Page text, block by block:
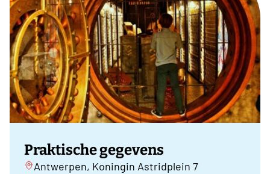
Praktische gegevens
Antwerpen, Koningin Astridplein 7